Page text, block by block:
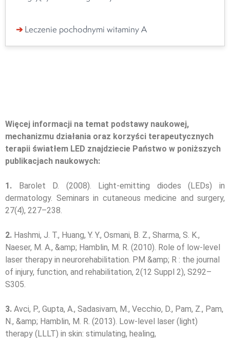
➔Leczenie pochodnymi witaminy A
Więcej informacji na temat podstawy naukowej,
mechanizmu działania oraz korzyści terapeutycznych
terapii światłem LED znajdziecie Państwo w poniższych
publikacjach naukowych:
1. Barolet D. (2008). Light-emitting diodes (LEDs) in
dermatology. Seminars in cutaneous medicine and surgery,
27(4), 227–238.
2. Hashmi, J. T., Huang, Y. Y., Osmani, B. Z., Sharma, S. K.,
Naeser, M. A., &amp; Hamblin, M. R. (2010). Role of low-level
laser therapy in neurorehabilitation. PM &amp; R : the journal
of injury, function, and rehabilitation, 2(12 Suppl 2), S292–
S305.
3. Avci, P., Gupta, A., Sadasivam, M., Vecchio, D., Pam, Z., Pam,
N., &amp; Hamblin, M. R. (2013). Low-level laser (light)
therapy (LLLT) in skin: stimulating, healing,